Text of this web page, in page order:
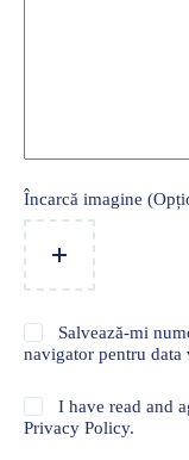
Încarcă imagine
Salvează-mi
navigator pentru data
I have read and
Privacy Policy.